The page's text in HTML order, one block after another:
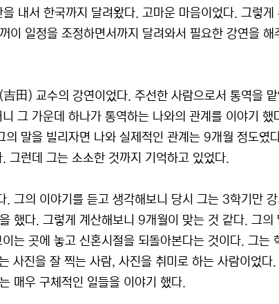
내서 한국까지 달려왔다. 고마운 마음이었다. 그렇게
이 일정을 조정하면서까지 달려와서 필요한 강연을 해
田) 교수의 강연이었다. 주선한 사람으로서 통역을
그 가운데 하나가 통역하는 나와의 관계를 이야기 했
의 말을 빌리자면 나와 실제적인 관계는 9개월 정도였
그런데 그는 소소한 것까지 기억하고 있었다.
그의 이야기를 듣고 생각해보니 당시 그는 3학기만
했다. 그렇게 계산해보니 9개월이 맞는 것 같다. 그의
는 곳에 놓고 신혼시절을 되돌아본다는 것이다. 그는
사진을 잘 찍는 사람, 사진을 취미로 하는 사람이었다.
매우 구체적인 일들을 이야기 했다.